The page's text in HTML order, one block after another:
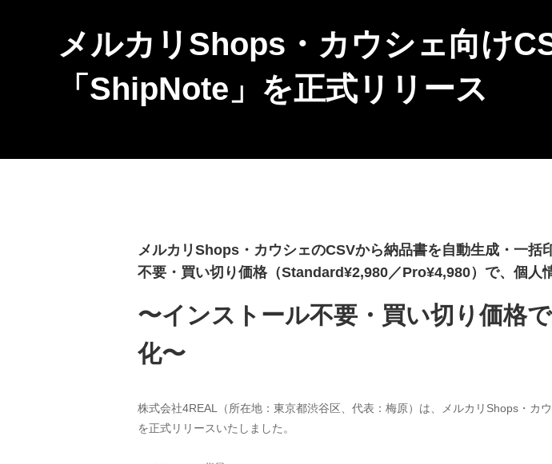
メルカリShops・カウシェ向け
「ShipNote」を正式リリース
メルカリShops・カウシェのCSVから納品書を自動生成・一
不要・買い切り価格（Standard¥2,980／Pro¥4,980）で、個人
〜インストール不要・買い切り価格
化〜
株式会社4REAL（所在地：東京都渋谷区、代表：梅原）は、メルカリShops・カ
を正式リリースいたしました。